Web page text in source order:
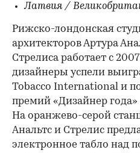
Латвия /
Рижско-лондонская
архитекторов Артура
Стрелиса работает с
дизайнеры успели
Tobacco International и
премий «Дизайнер года»
На оранжево-серой
Анальтс и Стрелис
электронное табло над